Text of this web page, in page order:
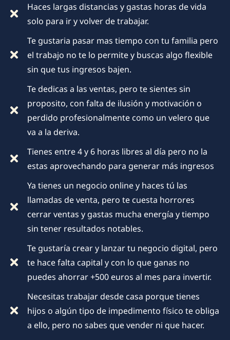
Haces largas distancias y gastas horas de vida
solo para ir y volver de trabajar.
Te gustaria pasar mas tiempo con tu familia pero
el trabajo no te lo permite y buscas algo flexible
sin que tus ingresos bajen.
Te dedicas a las ventas, pero te sientes sin
proposito, con falta de ilusión y motivación o
perdido profesionalmente como un velero que
va a la deriva.
Tienes entre 4 y 6 horas libres al día pero no la
estas aprovechando para generar más ingresos
Ya tienes un negocio online y haces tú las
llamadas de venta, pero te cuesta horrores
cerrar ventas y gastas mucha energía y tiempo
sin tener resultados notables.
Te gustaría crear y lanzar tu negocio digital, pero
te hace falta capital y con lo que ganas no
puedes ahorrar +500 euros al mes para invertir.
Necesitas trabajar desde casa porque tienes
hijos o algún tipo de impedimento físico te obliga
a ello, pero no sabes que vender ni que hacer.